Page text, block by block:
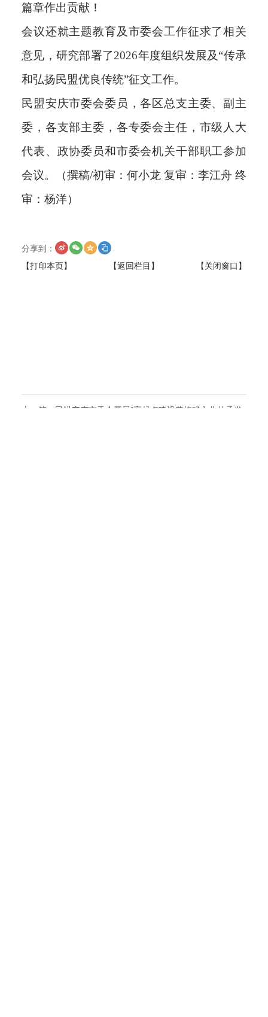
篇章作出贡献！
会议还就主题教育及市委会工作征求了相关
意见，研究部署了2026年度组织发展及“传承
和弘扬民盟优良传统”征文工作。
民盟安庆市委会委员，各区总支主委、副主
委，各支部主委，各专委会主任，市级人大
代表、政协委员和市委会机关干部职工参加
会议。（撰稿/初审：何小龙 复审：李江舟 终
审：杨洋）
分享到：
【打印本页】
【返回栏目】 【关闭窗口】
上一篇： 民进安庆市委会开展“高起点建设黄梅戏文化传承发